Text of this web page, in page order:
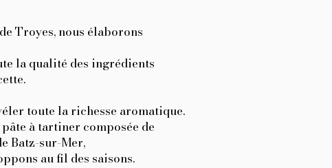
Troyes, nous élaborons
la qualité des ingrédients
toute la richesse aromatique.
à tartiner composée de
Batz-sur-Mer,
au fil des saisons.